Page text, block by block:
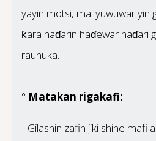
yayin motsi, mai yuwuwar yin
ƙara haɗarin haɗewar haɗari
raunuka.
° Matakan rigakafi:
- Gilashin zafin jiki shine mafi